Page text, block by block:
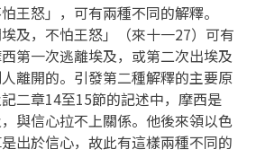
王怒」，可有兩種不同的解釋。
及，不怕王怒」（來十一27）可有
第一次逃離埃及，或第二次出埃及
離開的。引發第二種解釋的主要原
二章14至15節的記述中，摩西是
與信心拉不上關係。他後來領以色
出於信心，故此有這樣兩種不同的